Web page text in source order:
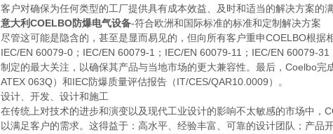
客户对确保为任何类型的工厂提供具有成本效益、及时和适当的解决方案的满
意大利COELBO防爆电气设备-符合欧洲和国际标准的标准和定制解决方案
尽管这可能是隐含的，甚至是显而易见的，但向所有客户重申COELBO根据
IEC/EN 60079-0；IEC/EN 60079-1；IEC/EN 60079-11；IEC/EN 60079-
制定的最大关注，以确保其产品与当地市场的更大兼容性。最后，Coelbo
ATEX 063Q）和IEC防爆质量评估报告（IT/CES/QAR10.0009）。
设计、开发、设计和施工
在传统上对技术的进步和演变以及现代工业设计的影响不太敏感的市场中，
以满足客户的需求。这得益于：高水平、经验丰富、可靠的设计团队；产